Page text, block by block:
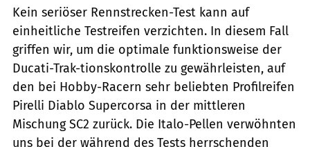
Kein seriöser Rennstrecken-Test kann auf
einheitliche Testreifen verzichten. In diesem Fall
griffen wir, um die optimale funktionsweise der
Ducati-Trak-tionskontrolle zu gewährleisten, auf
den bei Hobby-Racern sehr beliebten Profilreifen
Pirelli Diablo Supercorsa in der mittleren
Mischung SC2 zurück. Die Italo-Pellen verwöhnten
uns bei der während des Tests herrschenden